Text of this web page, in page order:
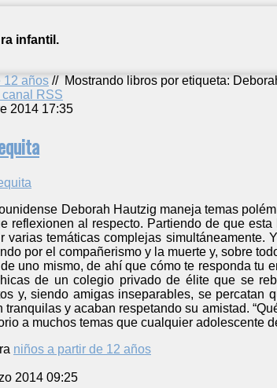
infantil.
12 años // Mostrando libros por etiqueta:
RSS
2014 17:35
Deborah Hautzig maneja temas
reflexionen al respecto. Partiendo de que
varias temáticas complejas simultáneamente.
por el compañerismo y la muerte y, sobre
uno mismo, de ahí que cómo te responda tu
de un colegio privado de élite que se
y, siendo amigas inseparables, se
tranquilas y acaban respetando su amistad.
a muchos temas que cualquier adolescente
niños a partir de 12 años
2014 09:25